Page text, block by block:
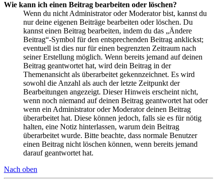
Wie kann ich einen Beitrag bearbeiten oder löschen?
Wenn du nicht Administrator oder Moderator bist, kannst du
nur deine eigenen Beiträge bearbeiten oder löschen. Du
kannst einen Beitrag bearbeiten, indem du das „Ändere
Beitrag“-Symbol für den entsprechenden Beitrag anklickst;
eventuell ist dies nur für einen begrenzten Zeitraum nach
seiner Erstellung möglich. Wenn bereits jemand auf deinen
Beitrag geantwortet hat, wird dein Beitrag in der
Themenansicht als überarbeitet gekennzeichnet. Es wird
sowohl die Anzahl als auch der letzte Zeitpunkt der
Bearbeitungen angezeigt. Dieser Hinweis erscheint nicht,
wenn noch niemand auf deinen Beitrag geantwortet hat oder
wenn ein Administrator oder Moderator deinen Beitrag
überarbeitet hat. Diese können jedoch, falls sie es für nötig
halten, eine Notiz hinterlassen, warum dein Beitrag
überarbeitet wurde. Bitte beachte, dass normale Benutzer
einen Beitrag nicht löschen können, wenn bereits jemand
darauf geantwortet hat.
Nach oben